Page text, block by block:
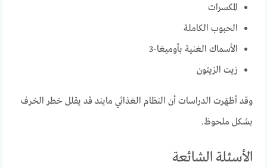
المكسرات
الحبوب الكاملة
الأسماك الغنية بأوميغا-3
زيت الزيتون
وقد أظهَرت الدراسات أن النظام الغذائي مايند قد يقلل خطر الخرف
بشكل ملحوظ.
الأسئلة الشائعة